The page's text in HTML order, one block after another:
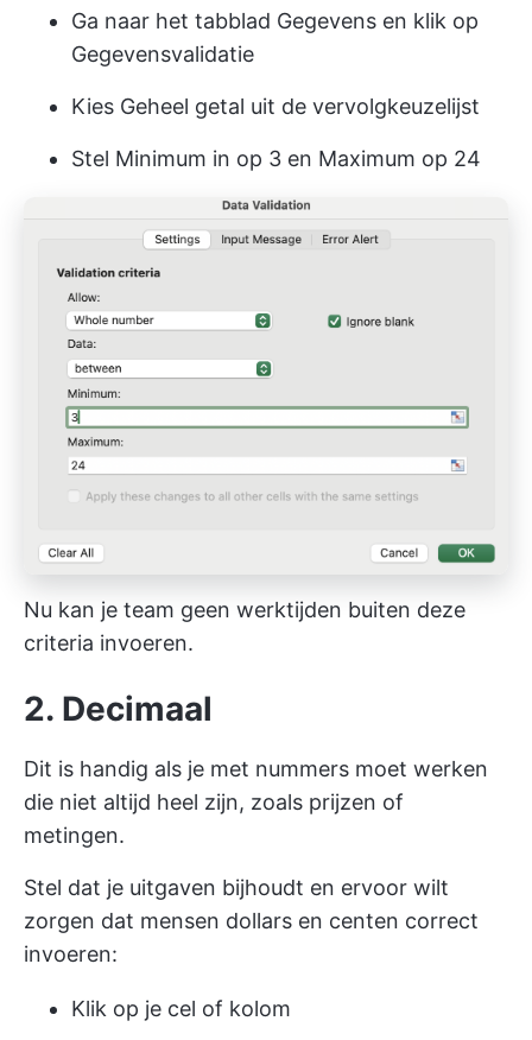
Ga naar het tabblad Gegevens en klik op
Gegevensvalidatie
Kies Geheel getal uit de vervolgkeuzelijst
Stel Minimum in op 3 en Maximum op 24
Nu kan je team geen werktijden buiten deze
criteria invoeren.
2. Decimaal
Dit is handig als je met nummers moet werken
die niet altijd heel zijn, zoals prijzen of
metingen.
Stel dat je uitgaven bijhoudt en ervoor wilt
zorgen dat mensen dollars en centen correct
invoeren:
Klik op je cel of kolom